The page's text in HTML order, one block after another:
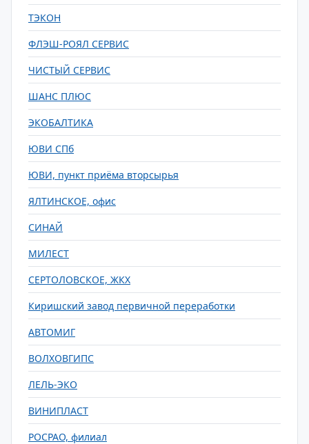
ТЭКОН
ФЛЭШ-РОЯЛ СЕРВИС
ЧИСТЫЙ СЕРВИС
ШАНС ПЛЮС
ЭКОБАЛТИКА
ЮВИ СПб
ЮВИ, пункт приёма вторсырья
ЯЛТИНСКОЕ, офис
СИНАЙ
МИЛЕСТ
СЕРТОЛОВСКОЕ, ЖКХ
Киришский завод первичной переработки
АВТОМИГ
ВОЛХОВГИПС
ЛЕЛЬ-ЭКО
ВИНИПЛАСТ
РОСРАО, филиал